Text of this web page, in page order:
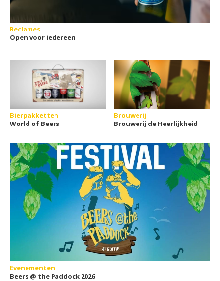
Reclames
Open voor iedereen
Bierpakketten
World of Beers
Brouwerij
Brouwerij de Heerlijkheid
Evenementen
Beers @ the Paddock 2026